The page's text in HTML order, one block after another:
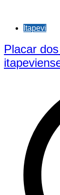
Itapevi
Placar